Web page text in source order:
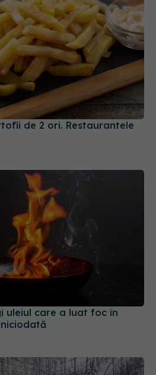
de 2 ori. Restaurantele
uleiul care a luat foc în